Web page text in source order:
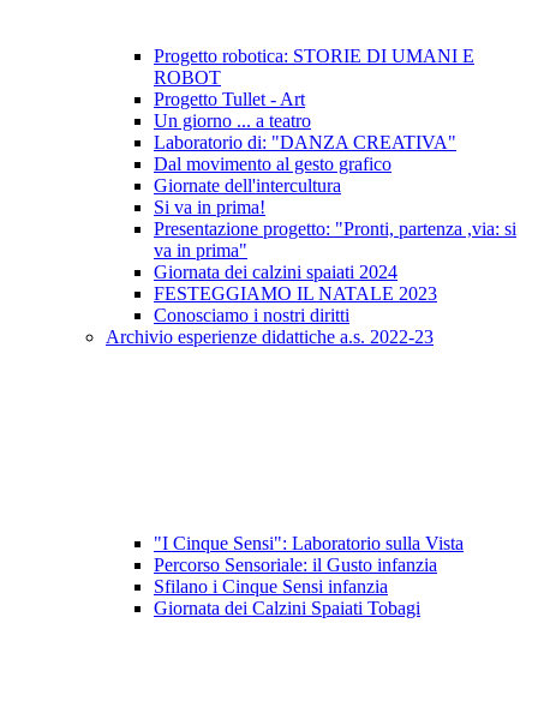
Progetto robotica: STORIE DI UMANI E
ROBOT
Progetto Tullet - Art
Un giorno ... a teatro
Laboratorio di: "DANZA CREATIVA"
Dal movimento al gesto grafico
Giornate dell'intercultura
Si va in prima!
Presentazione progetto: "Pronti, partenza ,via: si
va in prima"
Giornata dei calzini spaiati 2024
FESTEGGIAMO IL NATALE 2023
Conosciamo i nostri diritti
Archivio esperienze didattiche a.s. 2022-23
"I Cinque Sensi": Laboratorio sulla Vista
Percorso Sensoriale: il Gusto infanzia
Sfilano i Cinque Sensi infanzia
Giornata dei Calzini Spaiati Tobagi